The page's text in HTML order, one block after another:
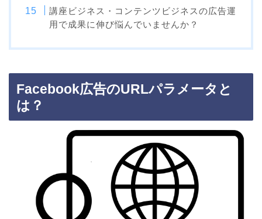
講座ビジネス・コンテンツビジネスの広告運
用で成果に伸び悩んでいませんか？
Facebook広告のURLパラメータと
は？